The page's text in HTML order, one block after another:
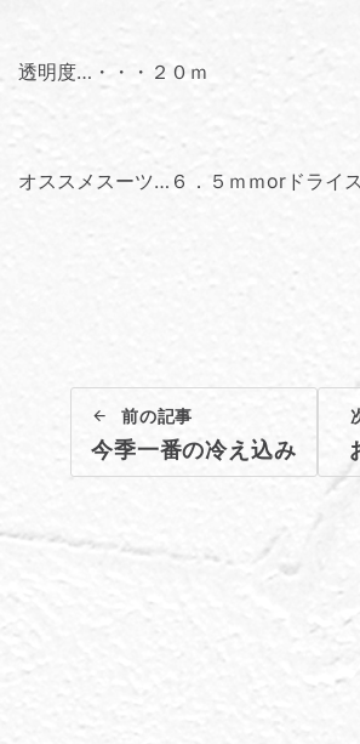
透明度…・・・２０ｍ
オススメスーツ…６．５ｍｍorドライ
前の記事
今季一番の冷え込み